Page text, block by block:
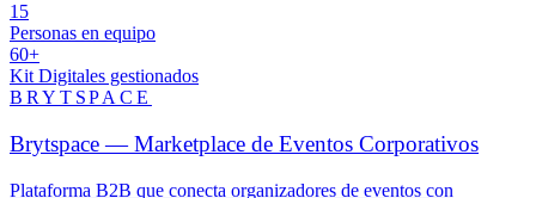
15
Personas en equipo
60+
Kit Digitales gestionados
BRYTSPACE
Brytspace — Marketplace de Eventos Corporativos
Plataforma B2B que conecta organizadores de eventos con